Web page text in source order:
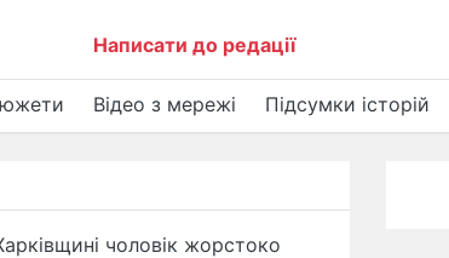
Написати до редації
Відео з мережі Підсумки історій
чоловік жорстоко